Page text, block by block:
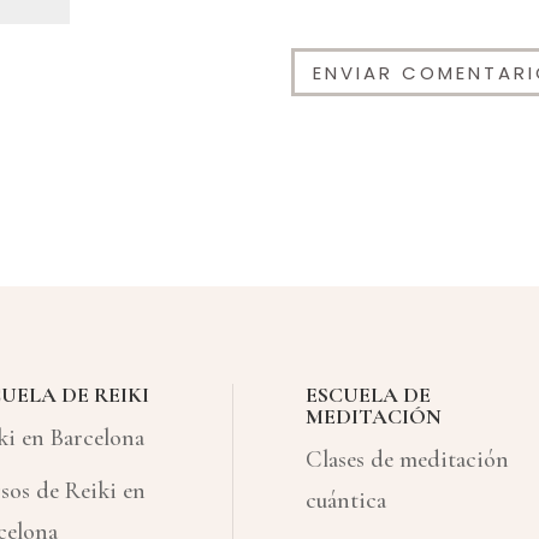
DE REIKI
en Barcelona
de Reiki en
ESCUELA DE
MEDITACIÓN
Clases de meditación
cuántica